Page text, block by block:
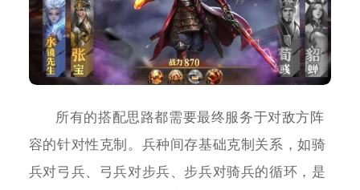
所有的搭配思路都需要最终服务于对敌方阵
容的针对性克制。兵种间存基础克制关系，如骑
兵对弓兵、弓兵对步兵、步兵对骑兵的循环，是